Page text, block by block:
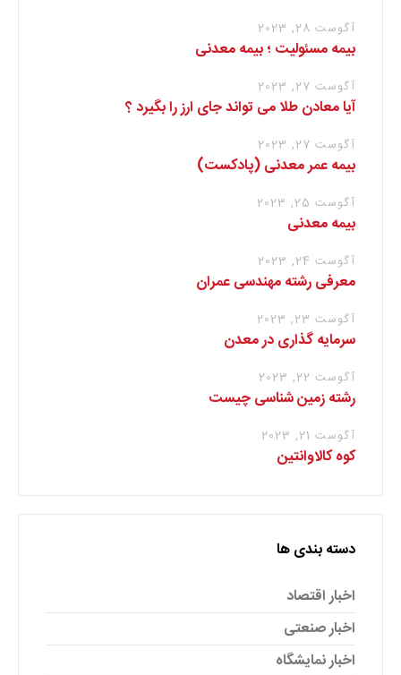
آگوست 28, 2023
بیمه مسئولیت ؛ بیمه معدنی
آگوست 27, 2023
آیا معادن طلا می تواند جای ارز را بگیرد ؟
آگوست 27, 2023
بیمه عمر معدنی (پادکست)
آگوست 25, 2023
بیمه معدنی
آگوست 24, 2023
معرفی رشته مهندسی عمران
آگوست 23, 2023
سرمایه گذاری در معدن
آگوست 22, 2023
رشته زمین شناسی چیست
آگوست 21, 2023
کوه کالاوانتین
دسته بندی ها
اخبار اقتصاد
اخبار صنعتی
اخبار نمایشگاه